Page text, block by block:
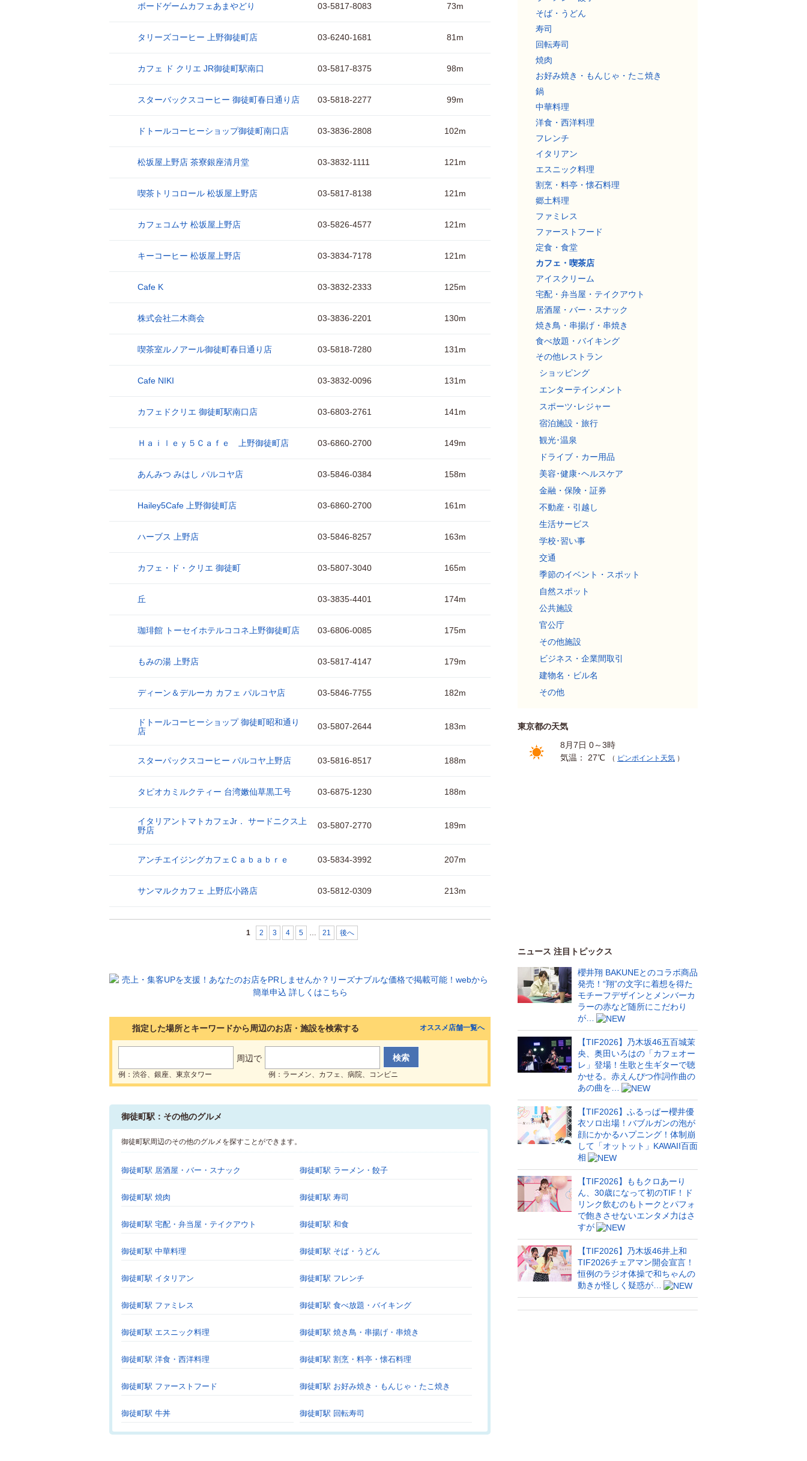
ボードゲームカフェあまやどり 03-5817-8083 73m
タリーズコーヒー 上野御徒町店 03-6240-1681 81m
カフェ ド クリエ JR御徒町駅南口 03-5817-8375 98m
スターバックスコーヒー 御徒町春日通り店 03-5818-2277 99m
ドトールコーヒーショップ御徒町南口店 03-3836-2808 102m
松坂屋上野店 茶寮銀座清月堂 03-3832-1111 121m
喫茶トリコロール 松坂屋上野店 03-5817-8138 121m
カフェコムサ 松坂屋上野店 03-5826-4577 121m
キーコーヒー 松坂屋上野店 03-3834-7178 121m
Cafe K 03-3832-2333 125m
株式会社二木商会 03-3836-2201 130m
喫茶室ルノアール御徒町春日通り店 03-5818-7280 131m
Cafe NIKI 03-3832-0096 131m
カフェドクリエ 御徒町駅南口店 03-6803-2761 141m
Ｈａｉｌｅｙ５Ｃａｆｅ 上野御徒町店 03-6860-2700 149m
あんみつ みはし パルコヤ店 03-5846-0384 158m
Hailey5Cafe 上野御徒町店 03-6860-2700 161m
ハーブス 上野店 03-5846-8257 163m
カフェ・ド・クリエ 御徒町 03-5807-3040 165m
丘 03-3835-4401 174m
珈琲館 トーセイホテルココネ上野御徒町店 03-6806-0085 175m
もみの湯 上野店 03-5817-4147 179m
ディーン＆デルーカ カフェ パルコヤ店 03-5846-7755 182m
ドトールコーヒーショップ 御徒町昭和通り
店
03-5807-2644 183m
スターパックスコーヒー パルコヤ上野店 03-5816-8517 188m
タピオカミルクティー 台湾嫩仙草黒工号 03-6875-1230 188m
イタリアントマトカフェJr． サードニクス上
野店
03-5807-2770 189m
アンチエイジングカフェＣａｂａｂｒｅ 03-5834-3992 207m
サンマルクカフェ 上野広小路店 03-5812-0309 213m
1 2 3 4 5 … 21 後へ
指定した場所とキーワードから周辺のお店・施設を検索する
周辺で
例：渋谷、銀座、東京タワー 例：ラーメン、カフェ、病院、コンビニ
オススメ店舗一覧へ
御徒町駅：その他のグルメ
御徒町駅周辺のその他のグルメを探すことができます。
御徒町駅 居酒屋・バー・スナック 御徒町駅 ラーメン・餃子
御徒町駅 焼肉 御徒町駅 寿司
御徒町駅 宅配・弁当屋・テイクアウト 御徒町駅 和食
御徒町駅 中華料理 御徒町駅 そば・うどん
御徒町駅 イタリアン 御徒町駅 フレンチ
御徒町駅 ファミレス 御徒町駅 食べ放題・バイキング
御徒町駅 エスニック料理 御徒町駅 焼き鳥・串揚げ・串焼き
御徒町駅 洋食・西洋料理 御徒町駅 割烹・料亭・懐石料理
御徒町駅 ファーストフード 御徒町駅 お好み焼き・もんじゃ・たこ焼き
御徒町駅 牛丼 御徒町駅 回転寿司
そば・うどん
寿司
回転寿司
焼肉
お好み焼き・もんじゃ・たこ焼き
鍋
中華料理
洋食・西洋料理
フレンチ
イタリアン
エスニック料理
割烹・料亭・懐石料理
郷土料理
ファミレス
ファーストフード
定食・食堂
カフェ・喫茶店
アイスクリーム
宅配・弁当屋・テイクアウト
居酒屋・バー・スナック
焼き鳥・串揚げ・串焼き
食べ放題・バイキング
その他レストラン
ショッピング
エンターテインメント
スポーツ･レジャー
宿泊施設・旅行
観光･温泉
ドライブ・カー用品
美容･健康･ヘルスケア
金融・保険・証券
不動産・引越し
生活サービス
学校･習い事
交通
季節のイベント・スポット
自然スポット
公共施設
官公庁
その他施設
ビジネス・企業間取引
建物名・ビル名
その他
東京都の天気
8月7日 0～3時
気温： 27℃
（ ピンポイント天気 ）
ニュース 注目トピックス
櫻井翔 BAKUNEとのコラボ商品
発売！“翔”の文字に着想を得た
モチーフデザインとメンバーカ
ラーの赤など随所にこだわり
が…
【TIF2026】乃木坂46五百城茉
央、奥田いろはの「カフェオー
レ」登場！生歌と生ギターで聴
かせる。赤えんぴつ作詞作曲の
あの曲を…
【TIF2026】ふるっぱー櫻井優
衣ソロ出場！バブルガンの泡が
顔にかかるハプニング！体制崩
して「オットット」KAWAII百面
相
【TIF2026】ももクロあーり
ん、30歳になって初のTIF！ド
リンク飲むのもトークとパフォ
で飽きさせないエンタメ力はさ
すが
【TIF2026】乃木坂46井上和
TIF2026チェアマン開会宣言！
恒例のラジオ体操で和ちゃんの
動きが怪しく疑惑が…